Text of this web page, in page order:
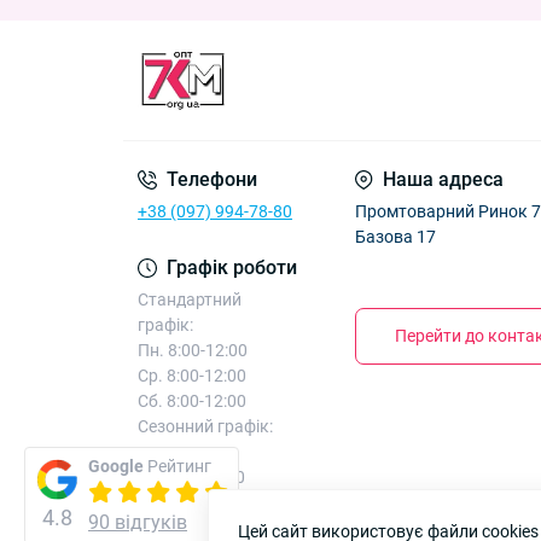
Кепка дитяча "Кугуар" бавовна +сітка для
Телефони
+38 (097) 994-78-80
Графік роботи
Стандартний
графік:
Пн. 8:00-12:00
Ср. 8:00-12:00
Сб. 8:00-12:00
Сезонний графік:
додатково
Вт. 8:00-12:00
Чт. 8:00-12:00
Наша адреса
Промтоварний Ринок
Базова 17
Перейти до
4.8
Google Рейтинг
90 відгуків Цей сайт використовує файли